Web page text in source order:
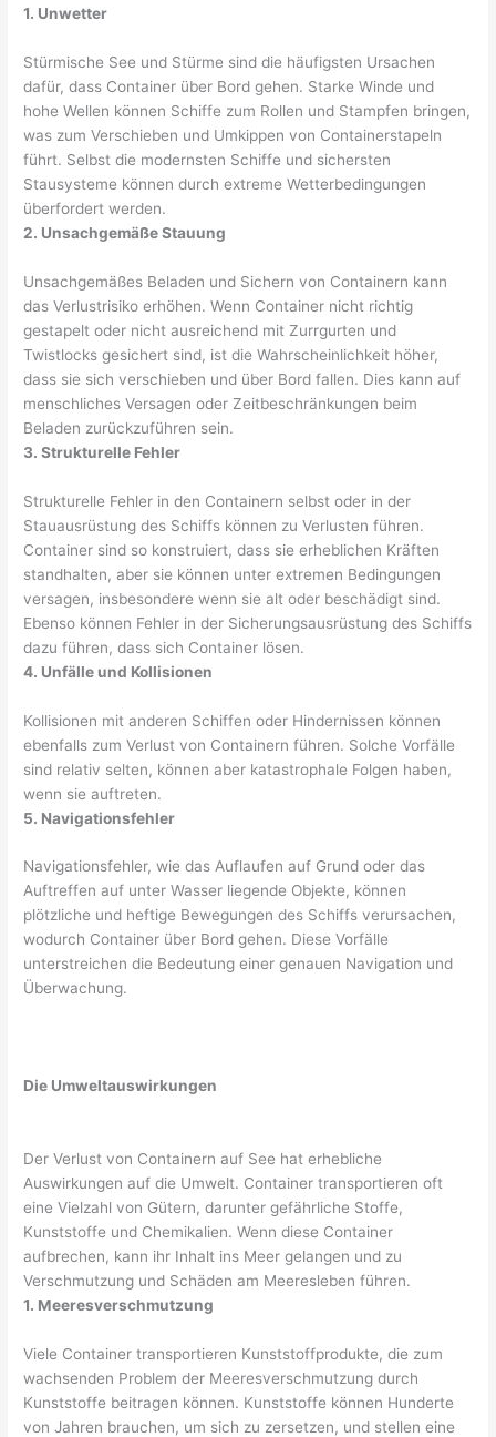
1. Unwetter
Stürmische See und Stürme sind die häufigsten Ursachen
dafür, dass Container über Bord gehen. Starke Winde und
hohe Wellen können Schiffe zum Rollen und Stampfen bringen,
was zum Verschieben und Umkippen von Containerstapeln
führt. Selbst die modernsten Schiffe und sichersten
Stausysteme können durch extreme Wetterbedingungen
überfordert werden.
2. Unsachgemäße Stauung
Unsachgemäßes Beladen und Sichern von Containern kann
das Verlustrisiko erhöhen. Wenn Container nicht richtig
gestapelt oder nicht ausreichend mit Zurrgurten und
Twistlocks gesichert sind, ist die Wahrscheinlichkeit höher,
dass sie sich verschieben und über Bord fallen. Dies kann auf
menschliches Versagen oder Zeitbeschränkungen beim
Beladen zurückzuführen sein.
3. Strukturelle Fehler
Strukturelle Fehler in den Containern selbst oder in der
Stauausrüstung des Schiffs können zu Verlusten führen.
Container sind so konstruiert, dass sie erheblichen Kräften
standhalten, aber sie können unter extremen Bedingungen
versagen, insbesondere wenn sie alt oder beschädigt sind.
Ebenso können Fehler in der Sicherungsausrüstung des Schiffs
dazu führen, dass sich Container lösen.
4. Unfälle und Kollisionen
Kollisionen mit anderen Schiffen oder Hindernissen können
ebenfalls zum Verlust von Containern führen. Solche Vorfälle
sind relativ selten, können aber katastrophale Folgen haben,
wenn sie auftreten.
5. Navigationsfehler
Navigationsfehler, wie das Auflaufen auf Grund oder das
Auftreffen auf unter Wasser liegende Objekte, können
plötzliche und heftige Bewegungen des Schiffs verursachen,
wodurch Container über Bord gehen. Diese Vorfälle
unterstreichen die Bedeutung einer genauen Navigation und
Überwachung.
Die Umweltauswirkungen
Der Verlust von Containern auf See hat erhebliche
Auswirkungen auf die Umwelt. Container transportieren oft
eine Vielzahl von Gütern, darunter gefährliche Stoffe,
Kunststoffe und Chemikalien. Wenn diese Container
aufbrechen, kann ihr Inhalt ins Meer gelangen und zu
Verschmutzung und Schäden am Meeresleben führen.
1. Meeresverschmutzung
Viele Container transportieren Kunststoffprodukte, die zum
wachsenden Problem der Meeresverschmutzung durch
Kunststoffe beitragen können. Kunststoffe können Hunderte
von Jahren brauchen, um sich zu zersetzen, und stellen eine